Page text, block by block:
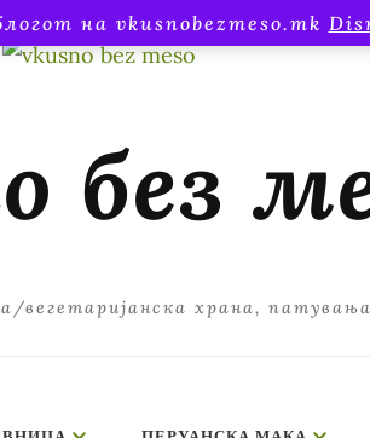
на vkusnobezmeso.mk
без
вегетаријанска храна,